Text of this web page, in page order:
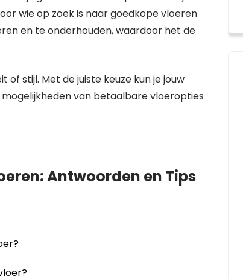
wie op zoek is naar goedkope vloeren
en te onderhouden, waardoor het de
stijl. Met de juiste keuze kun je jouw
van betaalbare vloeropties
Antwoorden en Tips